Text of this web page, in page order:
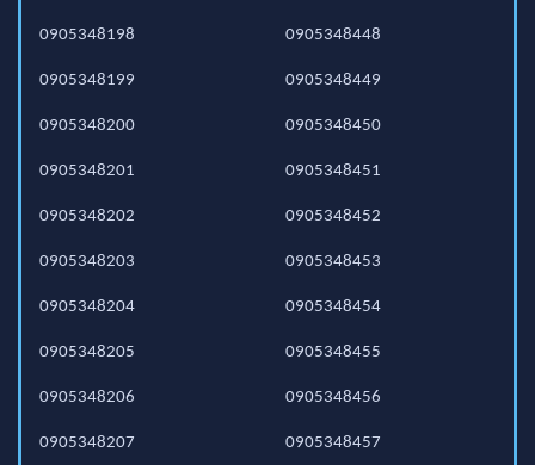
0905348198
0905348199
0905348200
0905348201
0905348202
0905348203
0905348204
0905348205
0905348206
0905348207
0905348448
0905348449
0905348450
0905348451
0905348452
0905348453
0905348454
0905348455
0905348456
0905348457